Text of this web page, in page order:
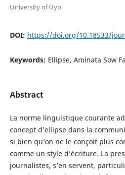
University of Uyo
DOI: https://doi.org/10.18533/
Keywords: Ellipse, Aminata Sow
Abstract
La norme linguistique courante
concept d’ellipse dans la
si bien qu’on ne le conçoit plus
comme un style d’écriture. La
journalistes, s’en servent,